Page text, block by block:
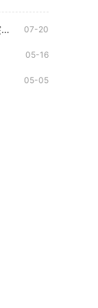
放开那三国3攻略典韦的爬塔方法帮助你轻松突破关卡 07-20
05-16
05-05